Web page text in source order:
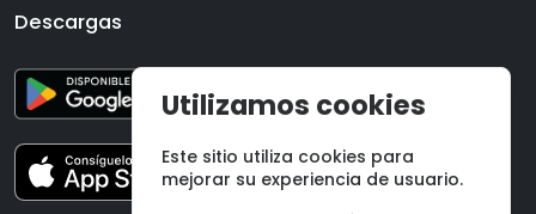
Descargas
Utilizamos cookies
Este sitio utiliza cookies para
mejorar su experiencia de usuario.